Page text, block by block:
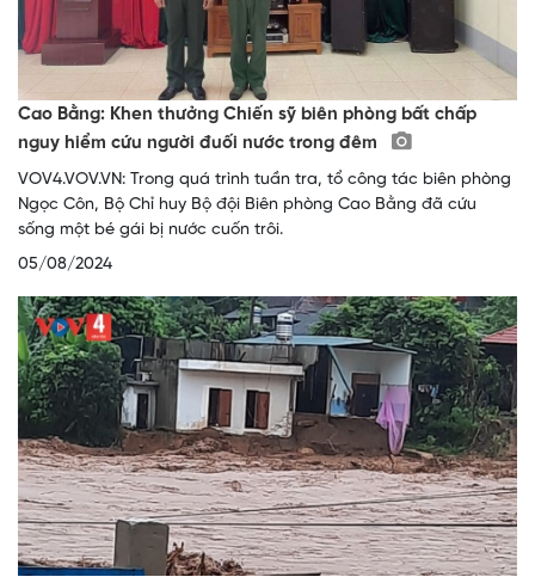
Cao Bằng: Khen thưởng Chiến sỹ biên phòng bất chấp
nguy hiểm cứu người đuối nước trong đêm
VOV4.VOV.VN: Trong quá trình tuần tra, tổ công tác biên phòng
Ngọc Côn, Bộ Chỉ huy Bộ đội Biên phòng Cao Bằng đã cứu
sống một bé gái bị nước cuốn trôi.
05/08/2024